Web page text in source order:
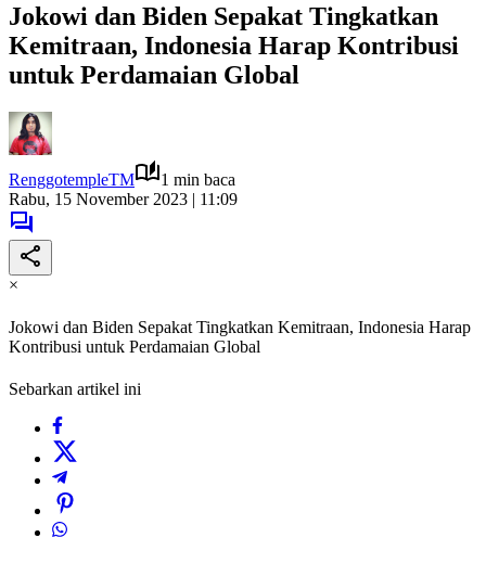
Jokowi dan Biden Sepakat Tingkatkan
Kemitraan, Indonesia Harap Kontribusi
untuk Perdamaian Global
RenggotempleTM
1 min baca
Rabu, 15 November 2023 | 11:09
×
Jokowi dan Biden Sepakat Tingkatkan Kemitraan, Indonesia Harap
Kontribusi untuk Perdamaian Global
Sebarkan artikel ini